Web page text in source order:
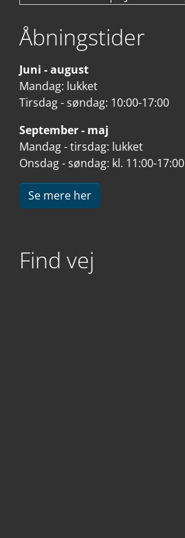
Åbningstider
Juni - august
Mandag: lukket
Tirsdag - søndag: 10:00-17:00
September - maj
Mandag - tirsdag: lukket
Onsdag - søndag: kl. 11:00-17:00
Se mere her
Find vej